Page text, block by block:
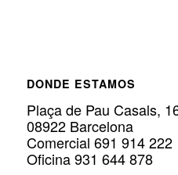
DONDE ESTAMOS
Plaça de Pau Casals,
08922 Barcelona
Comercial 691 914 222
Oficina 931 644 878